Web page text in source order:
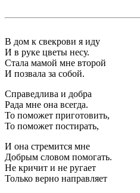
В дом к свекрови я иду
И в руке цветы несу.
Стала мамой мне второй
И позвала за собой.
Справедлива и добра
Рада мне она всегда.
То поможет приготовить,
То поможет постирать,
И она стремится мне
Добрым словом помогать.
Не кричит и не ругает
Только верно направляет